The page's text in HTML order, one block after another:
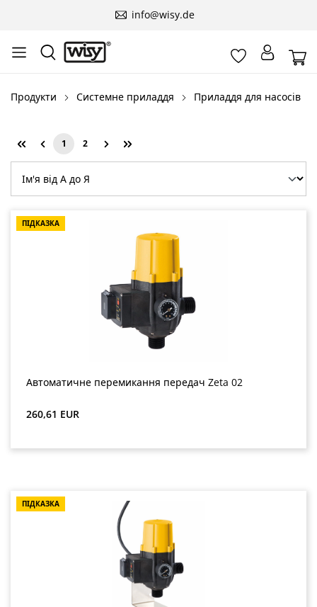
info@wisy.de
Продукти Системне приладдя Приладдя для насосів
Сторінка
1 Сторінка
2
ПІДКАЗКА
Автоматичне перемикання передач Zeta 02
Звичайна ціна:
260,61 EUR
ПІДКАЗКА